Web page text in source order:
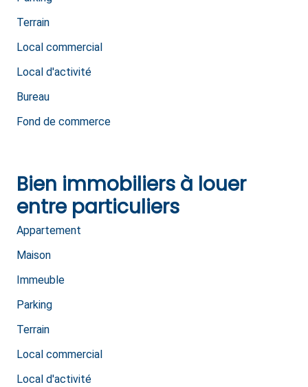
Terrain
Local commercial
Local d'activité
Bureau
Fond de commerce
Bien immobiliers à louer
entre particuliers
Appartement
Maison
Immeuble
Parking
Terrain
Local commercial
Local d'activité